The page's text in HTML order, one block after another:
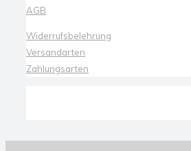
AGB
Widerrufsbelehrung
Versandarten
Zahlungsarten